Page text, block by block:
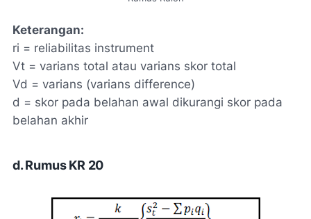
Keterangan:
ri = reliabilitas instrument
Vt = varians total atau varians skor total
Vd = varians (varians difference)
d = skor pada belahan awal dikurangi skor pada
belahan akhir
d. Rumus KR 20